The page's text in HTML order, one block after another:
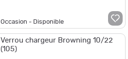
Occasion - Disponible
Verrou chargeur Browning 10/22
(105)